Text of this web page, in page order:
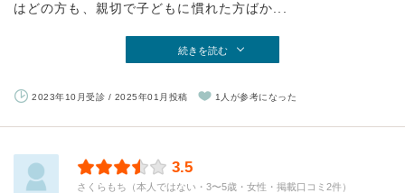
はどの方も、親切で子どもに慣れた方ばか...
続きを読む
2023年10月受診 / 2025年01月投稿 1人が参考になった
3.5
さくらもち（本人ではない・3〜5歳・女性・掲載口コミ2件）